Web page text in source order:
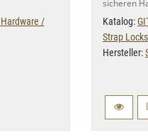
Hardware /
sicheren
Katalog:
Strap Locks
Hersteller: